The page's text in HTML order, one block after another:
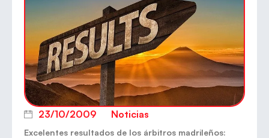
23/10/2009 Noticias
Excelentes resultados de los árbitros madrileños: